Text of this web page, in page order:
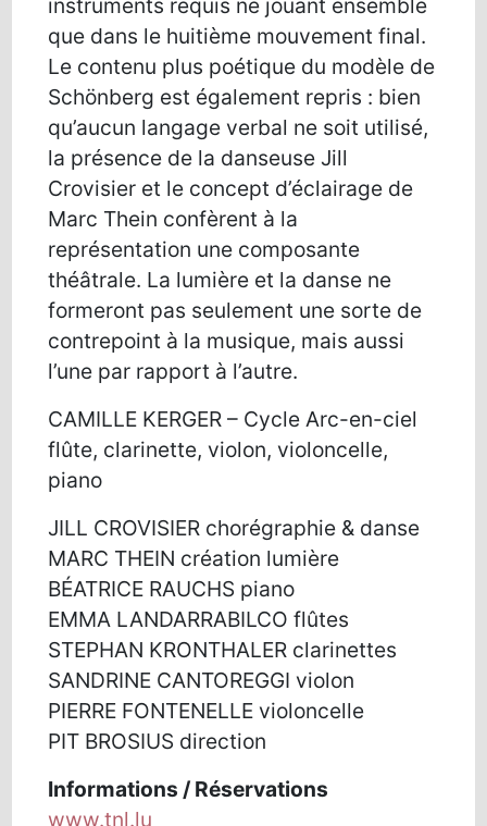
que dans le huitième mouvement final.
Le contenu plus poétique du modèle de
Schönberg est également repris : bien
qu’aucun langage verbal ne soit utilisé,
la présence de la danseuse Jill
Crovisier et le concept d’éclairage de
Marc Thein confèrent à la
représentation une composante
théâtrale. La lumière et la danse ne
formeront pas seulement une sorte de
contrepoint à la musique, mais aussi
l’une par rapport à l’autre.
CAMILLE KERGER – Cycle Arc-en-ciel
flûte, clarinette, violon, violoncelle,
piano
JILL CROVISIER chorégraphie & danse
MARC THEIN création lumière
BÉATRICE RAUCHS piano
EMMA LANDARRABILCO flûtes
STEPHAN KRONTHALER clarinettes
SANDRINE CANTOREGGI violon
PIERRE FONTENELLE violoncelle
PIT BROSIUS direction
Informations / Réservations
www.tnl.lu